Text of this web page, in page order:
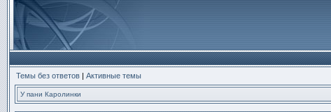
Темы без ответов | Активные темы
У пани Каролинки